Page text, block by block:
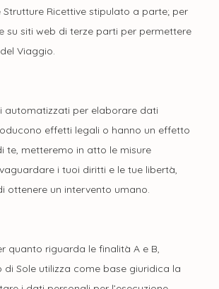
Ricettive stipulato a parte; per
su siti web di terze parti per permettere
Viaggio.
automatizzati per elaborare dati
effetti legali o hanno un effetto
te, metteremo in atto le misure
i tuoi diritti e le tue libertà,
ottenere un intervento umano.
quanto riguarda le finalità A e B,
di Sole utilizza come base giuridica la